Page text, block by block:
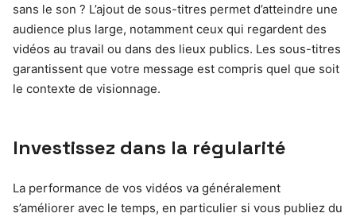
sans le son ? L’ajout de sous-titres permet d’atteindre une
audience plus large, notamment ceux qui regardent des
vidéos au travail ou dans des lieux publics. Les sous-titres
garantissent que votre message est compris quel que soit
le contexte de visionnage.
Investissez dans la régularité
La performance de vos vidéos va généralement
s’améliorer avec le temps, en particulier si vous publiez du